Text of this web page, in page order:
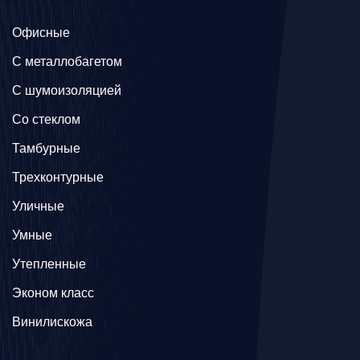
Офисные
C металлобагетом
С шумоизоляцией
Со стеклом
Тамбурные
Трехконтурные
Уличные
Умные
Утепленные
Эконом класс
Винилискожа